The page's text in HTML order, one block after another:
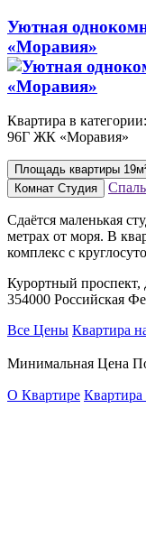
Уютная
«Моравия»
Квартира в
96Г ЖК «Моравия»
Площадь квартиры
Комнат Студия
Сдаётся маленькая
метрах от моря. В
комплекс с
Курортный проспект,
354000 Российская
Все Цены Квартира
Минимальная Цена
О Квартире Квартира